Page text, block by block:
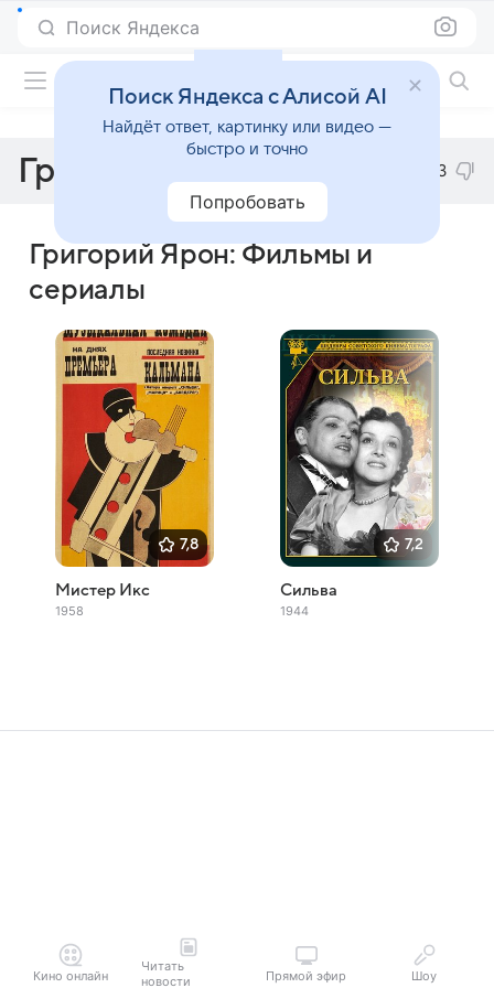
Поиск Яндекса
Григорий Ярон 3
Григорий Ярон: Фильмы и
сериалы
7,8
Мистер Икс
1958
7,2
Сильва
1944
Кино онлайн
Читать
новости
Прямой эфир Шоу
Поиск Яндекса с Алисой AI
Найдёт ответ, картинку или видео —
быстро и точно
Попробовать